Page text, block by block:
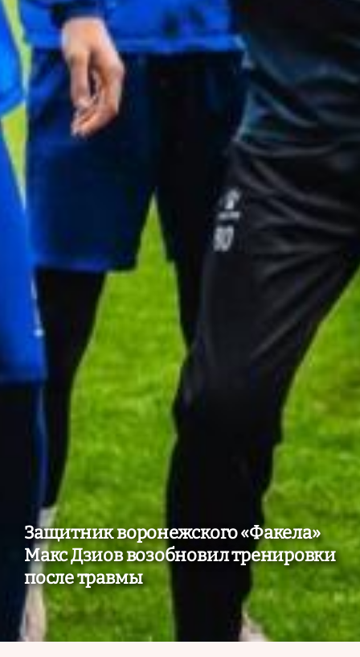
Защитник воронежского «Факела»
Макс Дзиов возобновил тренировки
после травмы